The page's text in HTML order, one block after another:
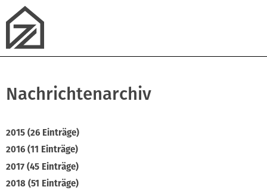
Nachrichtenarchiv
2015 (26 Einträge)
2016 (11 Einträge)
2017 (45 Einträge)
2018 (51 Einträge)